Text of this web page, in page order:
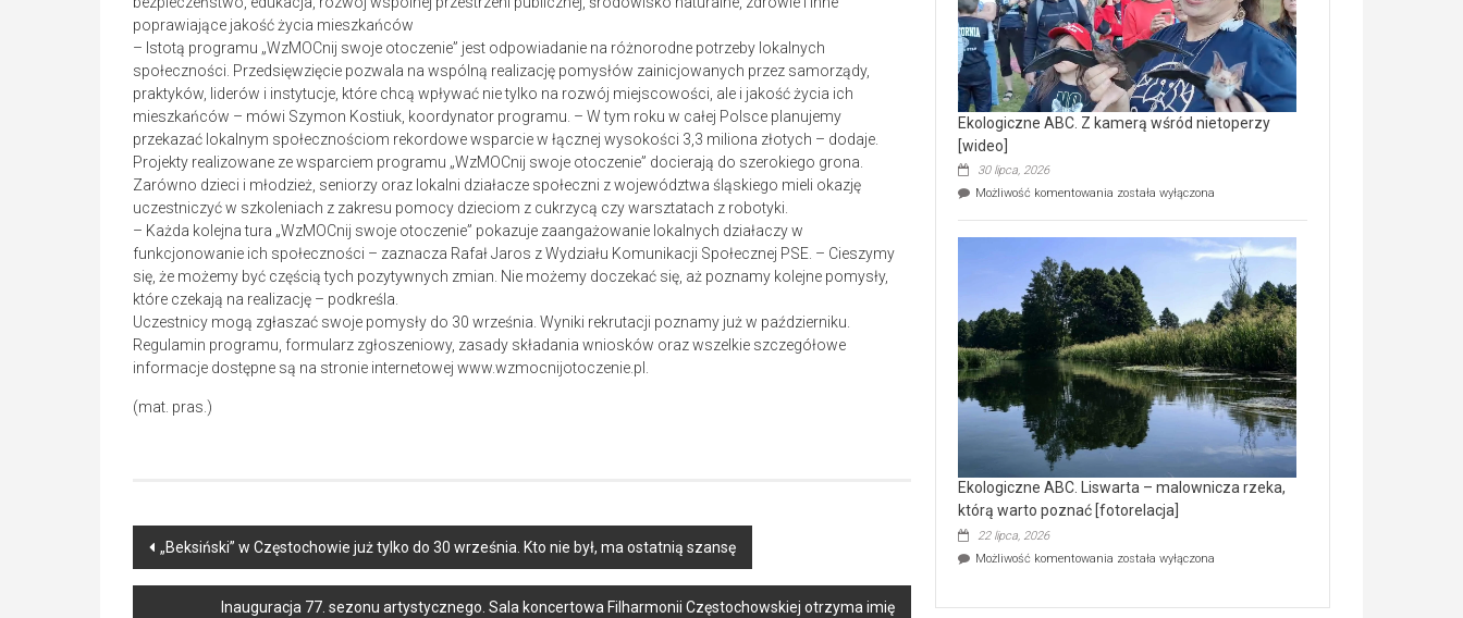
poprawiające jakość życia mieszkańców
– Istotą programu „WzMOCnij swoje otoczenie” jest odpowiadanie na różnorodne potrzeby lokalnych
społeczności. Przedsięwzięcie pozwala na wspólną realizację pomysłów zainicjowanych przez samorządy,
praktyków, liderów i instytucje, które chcą wpływać nie tylko na rozwój miejscowości, ale i jakość życia ich
mieszkańców – mówi Szymon Kostiuk, koordynator programu. – W tym roku w całej Polsce planujemy
przekazać lokalnym społecznościom rekordowe wsparcie w łącznej wysokości 3,3 miliona złotych – dodaje.
Projekty realizowane ze wsparciem programu „WzMOCnij swoje otoczenie” docierają do szerokiego grona.
Zarówno dzieci i młodzież, seniorzy oraz lokalni działacze społeczni z województwa śląskiego mieli okazję
uczestniczyć w szkoleniach z zakresu pomocy dzieciom z cukrzycą czy warsztatach z robotyki.
– Każda kolejna tura „WzMOCnij swoje otoczenie” pokazuje zaangażowanie lokalnych działaczy w
funkcjonowanie ich społeczności – zaznacza Rafał Jaros z Wydziału Komunikacji Społecznej PSE. – Cieszymy
się, że możemy być częścią tych pozytywnych zmian. Nie możemy doczekać się, aż poznamy kolejne pomysły,
które czekają na realizację – podkreśla.
Uczestnicy mogą zgłaszać swoje pomysły do 30 września. Wyniki rekrutacji poznamy już w październiku.
Regulamin programu, formularz zgłoszeniowy, zasady składania wniosków oraz wszelkie szczegółowe
informacje dostępne są na stronie internetowej www.wzmocnijotoczenie.pl.
(mat. pras.)
Post
navigation
„Beksiński” w Częstochowie już tylko do 30 września. Kto nie był, ma ostatnią szansę
Inauguracja 77. sezonu artystycznego. Sala koncertowa Filharmonii Częstochowskiej otrzyma imię
[wideo]
Ekologiczne ABC. Z kamerą wśród nietoperzy
[wideo]
30 lipca, 2026
Możliwość komentowania Ekologiczne
wśród
nietoperzy
[wideo]
została wyłączona
Ekologiczne ABC. Liswarta – malownicza rzeka,
którą warto poznać [fotorelacja]
22 lipca, 2026
Możliwość komentowania Ekologiczne
–
została wyłączona